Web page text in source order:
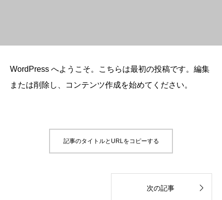
WordPress へようこそ。こちらは最初の投稿です。編集
または削除し、コンテンツ作成を始めてください。
記事のタイトルとURLをコピーする
次の記事 